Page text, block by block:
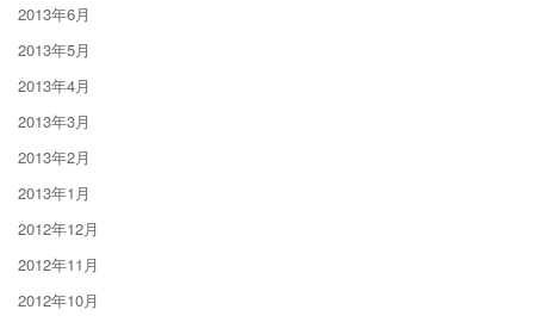
2013年6月
2013年5月
2013年4月
2013年3月
2013年2月
2013年1月
2012年12月
2012年11月
2012年10月